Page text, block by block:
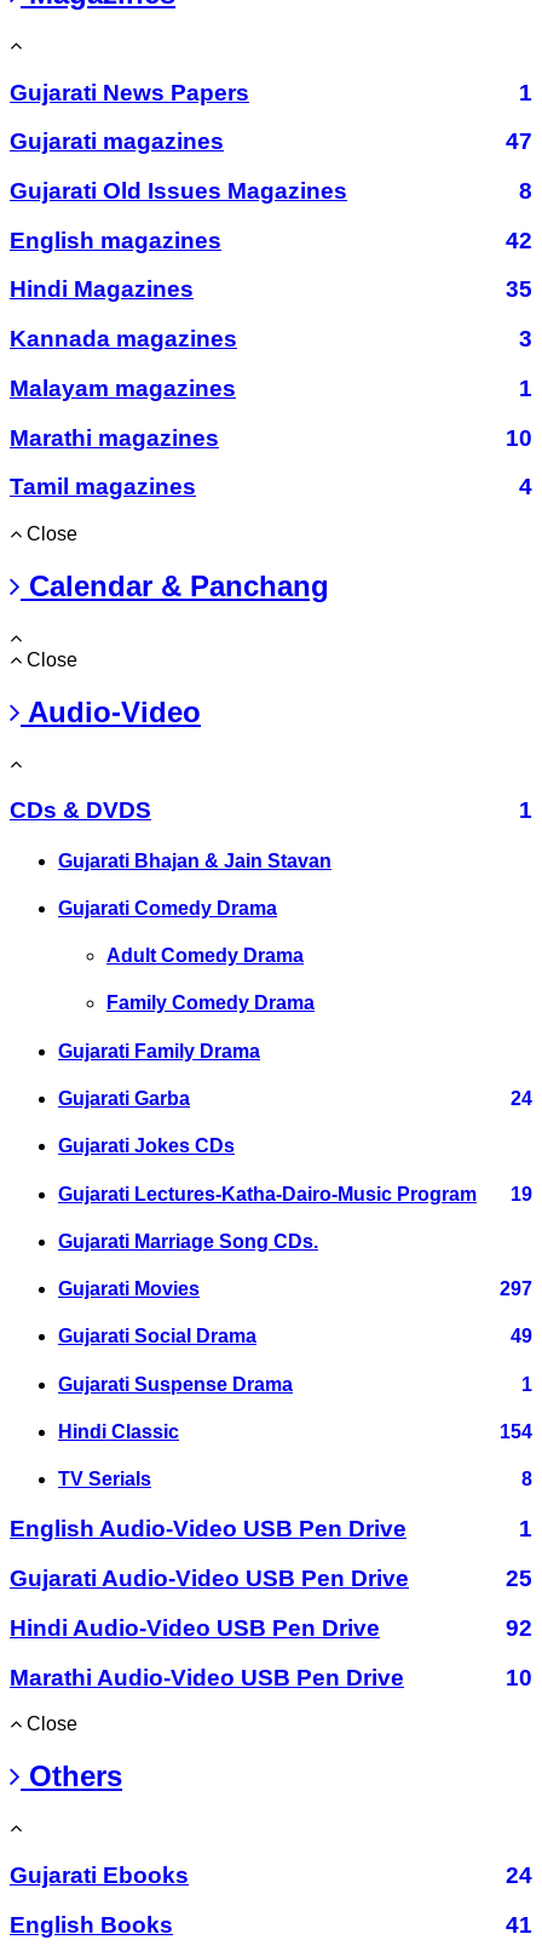
Gujarati News Papers
1
Gujarati magazines
47
Gujarati Old Issues Magazines
8
English magazines
42
Hindi Magazines
35
Kannada magazines
3
Malayam magazines
1
Marathi magazines
10
Tamil magazines
4
Close
Calendar & Panchang
Close
Audio-Video
CDs & DVDS 1
Gujarati Bhajan & Jain Stavan
Gujarati Comedy Drama
Adult Comedy Drama
Family Comedy Drama
Gujarati Family Drama
Gujarati Garba 24
Gujarati Jokes CDs
Gujarati Lectures-Katha-Dairo-Music Program 19
Gujarati Marriage Song CDs.
Gujarati Movies 297
Gujarati Social Drama 49
Gujarati Suspense Drama 1
Hindi Classic 154
TV Serials 8
English Audio-Video USB Pen Drive
1
Gujarati Audio-Video USB Pen Drive
25
Hindi Audio-Video USB Pen Drive
92
Marathi Audio-Video USB Pen Drive
10
Close
Others
Gujarati Ebooks
24
English Books
41